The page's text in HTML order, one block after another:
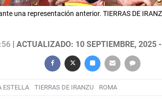
una representación anterior. TIERRAS DE
| ACTUALIZADO: 10 SEPTIEMBRE, 2025
ESTELLA TIERRAS DE IRANZU ROMA